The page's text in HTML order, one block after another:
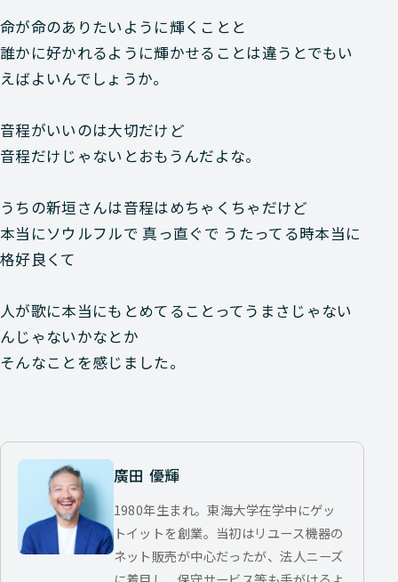
命が命のありたいように輝くことと
誰かに好かれるように輝かせることは違うとでもい
えばよいんでしょうか。
音程がいいのは大切だけど
音程だけじゃないとおもうんだよな。
うちの新垣さんは音程はめちゃくちゃだけど
本当にソウルフルで 真っ直ぐで うたってる時本当に
格好良くて
人が歌に本当にもとめてることってうまさじゃない
んじゃないかなとか
そんなことを感じました。
廣田 優輝
1980年生まれ。東海大学在学中にゲッ
トイットを創業。当初はリユース機器の
ネット販売が中心だったが、法人ニーズ